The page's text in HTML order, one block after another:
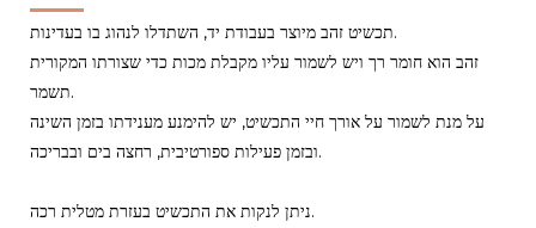
תכשיט זהב מיוצר בעבודת יד, השתדלו לנהוג בו בעדינות.
זהב הוא חומר רך ויש לשמור עליו מקבלת מכות כדי שצורתו המקורית
תשמר.
על מנת לשמור על אורך חיי התכשיט, יש להימנע מענידתו בזמן השינה
ובזמן פעילות ספורטיבית, רחצה בים ובבריכה.
ניתן לנקות את התכשיט בעזרת מטלית רכה.